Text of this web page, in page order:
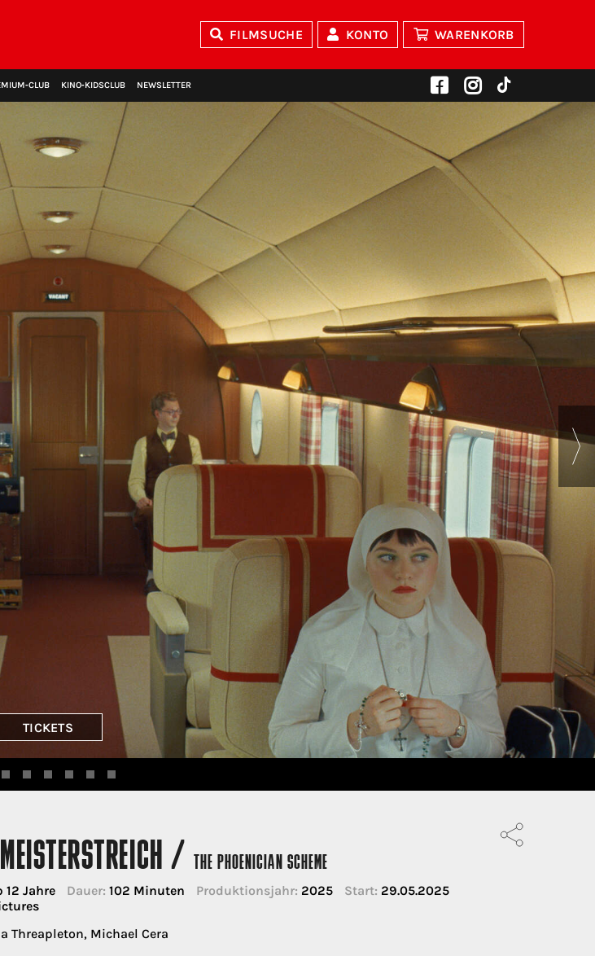
FILMSUCHE KONTO WARENKORB
KINO‑KIDSCLUB NEWSLETTER
TICKETS
/THE PHOENICIAN SCHEME
12 Jahre Dauer: 102 Minuten Produktionsjahr: 2025 Start: 29.05.2025
Threapleton, Michael Cera